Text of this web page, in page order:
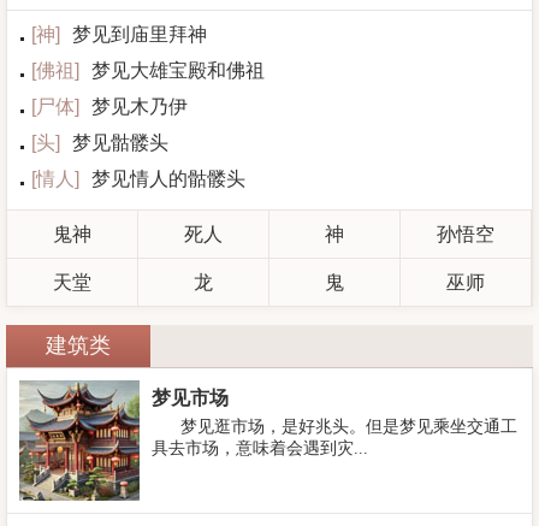
[神]
梦见到庙里拜神
[佛祖]
梦见大雄宝殿和佛祖
[尸体]
梦见木乃伊
[头]
梦见骷髅头
[情人 ] 梦见情人的骷髅头
鬼神 死人 神 孙悟空
天堂 龙 鬼 巫师
建筑类
梦见市场
梦见逛市场，是好兆头。但是梦见乘坐交通工
具去市场，意味着会遇到灾...